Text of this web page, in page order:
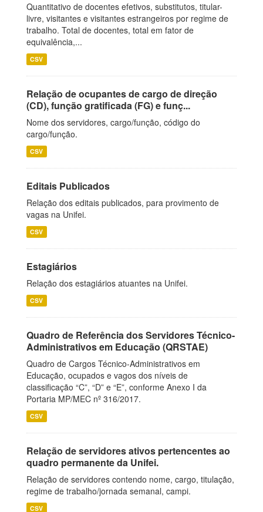
Quantitativo de docentes efetivos, substitutos, titular-
livre, visitantes e visitantes estrangeiros por regime de
trabalho. Total de docentes, total em fator de
equivalência,...
CSV
Relação de ocupantes de cargo de direção
(CD), função gratificada (FG) e funç...
Nome dos servidores, cargo/função, código do
cargo/função.
CSV
Editais Publicados
Relação dos editais publicados, para provimento de
vagas na Unifei.
CSV
Estagiários
Relação dos estagiários atuantes na Unifei.
CSV
Quadro de Referência dos Servidores Técnico-
Administrativos em Educação (QRSTAE)
Quadro de Cargos Técnico-Administrativos em
Educação, ocupados e vagos dos níveis de
classificação “C”, “D” e “E”, conforme Anexo I da
Portaria MP/MEC nº 316/2017.
CSV
Relação de servidores ativos pertencentes ao
quadro permanente da Unifei.
Relação de servidores contendo nome, cargo, titulação,
regime de trabalho/jornada semanal, campi.
CSV